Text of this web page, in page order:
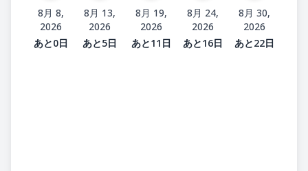
8月 8,
2026
あと0日
8月 13,
2026
あと5日
8月 19,
2026
あと11日
8月 24,
2026
あと16日
8月 30,
2026
あと22日